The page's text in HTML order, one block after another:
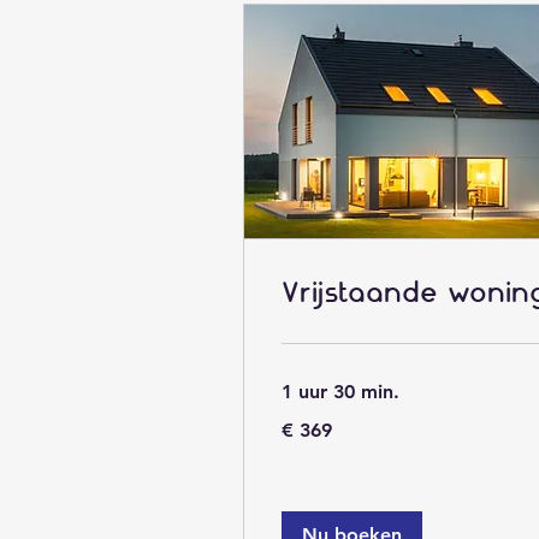
Vrijstaande
1 uur 30 min.
euro
€ 369
Nu boeken